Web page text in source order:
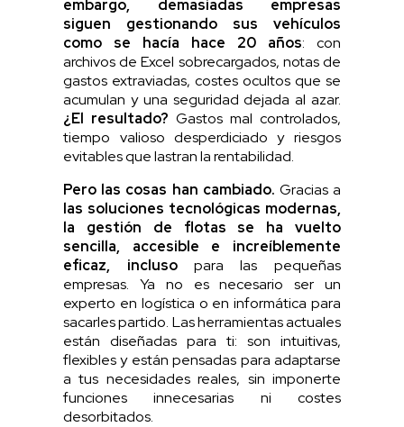
embargo, demasiadas empresas
siguen gestionando sus vehículos
como se hacía hace 20 años: con
archivos de Excel sobrecargados, notas de
gastos extraviadas, costes ocultos que se
acumulan y una seguridad dejada al azar.
¿El resultado? Gastos mal controlados,
tiempo valioso desperdiciado y riesgos
evitables que lastran la rentabilidad.
Pero las cosas han cambiado. Gracias a
las soluciones tecnológicas modernas,
la gestión de flotas se ha vuelto
sencilla, accesible e increíblemente
eficaz, incluso para las pequeñas
empresas. Ya no es necesario ser un
experto en logística o en informática para
sacarles partido. Las herramientas actuales
están diseñadas para ti: son intuitivas,
flexibles y están pensadas para adaptarse
a tus necesidades reales, sin imponerte
funciones innecesarias ni costes
desorbitados.